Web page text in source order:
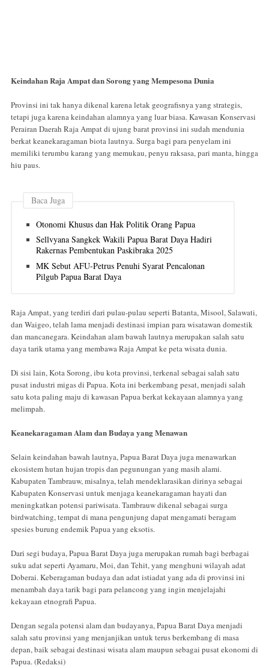
Keindahan Raja Ampat dan Sorong yang Mempesona Dunia
Provinsi ini tak hanya dikenal karena letak geografisnya yang strategis,
tetapi juga karena keindahan alamnya yang luar biasa. Kawasan Konservasi
Perairan Daerah Raja Ampat di ujung barat provinsi ini sudah mendunia
berkat keanekaragaman biota lautnya. Surga bagi para penyelam ini
memiliki terumbu karang yang memukau, penyu raksasa, pari manta, hingga
hiu paus.
Baca Juga
Otonomi Khusus dan Hak Politik Orang Papua
Sellvyana Sangkek Wakili Papua Barat Daya Hadiri
Rakernas Pembentukan Paskibraka 2025
MK Sebut AFU-Petrus Penuhi Syarat Pencalonan
Pilgub Papua Barat Daya
Raja Ampat, yang terdiri dari pulau-pulau seperti Batanta, Misool, Salawati,
dan Waigeo, telah lama menjadi destinasi impian para wisatawan domestik
dan mancanegara. Keindahan alam bawah lautnya merupakan salah satu
daya tarik utama yang membawa Raja Ampat ke peta wisata dunia.
Di sisi lain, Kota Sorong, ibu kota provinsi, terkenal sebagai salah satu
pusat industri migas di Papua. Kota ini berkembang pesat, menjadi salah
satu kota paling maju di kawasan Papua berkat kekayaan alamnya yang
melimpah.
Keanekaragaman Alam dan Budaya yang Menawan
Selain keindahan bawah lautnya, Papua Barat Daya juga menawarkan
ekosistem hutan hujan tropis dan pegunungan yang masih alami.
Kabupaten Tambrauw, misalnya, telah mendeklarasikan dirinya sebagai
Kabupaten Konservasi untuk menjaga keanekaragaman hayati dan
meningkatkan potensi pariwisata. Tambrauw dikenal sebagai surga
birdwatching, tempat di mana pengunjung dapat mengamati beragam
spesies burung endemik Papua yang eksotis.
Dari segi budaya, Papua Barat Daya juga merupakan rumah bagi berbagai
suku adat seperti Ayamaru, Moi, dan Tehit, yang menghuni wilayah adat
Doberai. Keberagaman budaya dan adat istiadat yang ada di provinsi ini
menambah daya tarik bagi para pelancong yang ingin menjelajahi
kekayaan etnografi Papua.
Dengan segala potensi alam dan budayanya, Papua Barat Daya menjadi
salah satu provinsi yang menjanjikan untuk terus berkembang di masa
depan, baik sebagai destinasi wisata alam maupun sebagai pusat ekonomi di
Papua. (Redaksi)